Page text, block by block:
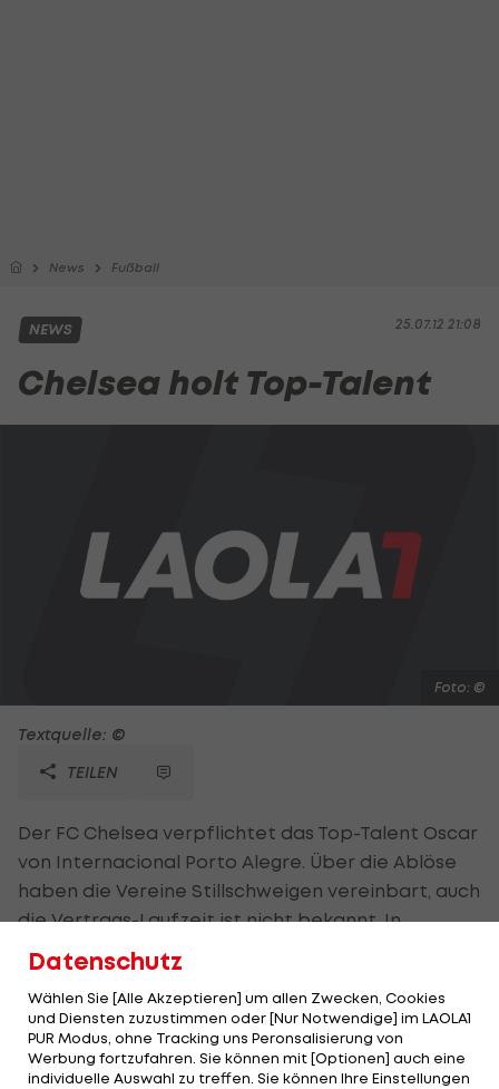
News Fußball
25.07.12 21:08
NEWS
Chelsea holt Top-Talent
Foto: ©
Textquelle: ©
TEILEN
Der FC Chelsea verpflichtet das Top-Talent Oscar
von Internacional Porto Alegre. Über die Ablöse
haben die Vereine Stillschweigen vereinbart, auch
die Vertrags-Laufzeit ist nicht bekannt. In
englischen Medien wurde zuletzt über 30 Millionen
Euro spekuliert. Derzeit weilt der 20-jährige
Mittelfeldspieler in seiner neuen Heimat. Mit
Brasiliens Auswahl wird Oscar, der im September
2011 im A-Team debütierte und bislang sechs
Datenschutz
Wählen Sie [Alle Akzeptieren] um allen Zwecken, Cookies
und Diensten zuzustimmen oder [Nur Notwendige] im LAOLA1
PUR Modus, ohne Tracking uns Peronsalisierung von
Werbung fortzufahren. Sie können mit [Optionen] auch eine
individuelle Auswahl zu treffen. Sie können Ihre Einstellungen